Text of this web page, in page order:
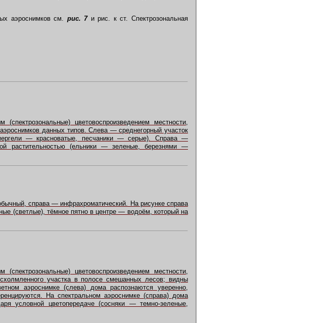
аэроснимков см. рис. 7и рис. к ст. Спектрозональная
цветовоспроизведением местности,
данных типов. Слева — среднегорный участок
— красноватые, песчаники — серые). Справа —
растительностью (ельники — зеленые, березнями —
справа — инфрахроматический. На рисунке справа
(светлые), тёмное пятно в центре — водоём, который на
цветовоспроизведением местности,
участка в полосе смешанных лесов; видны
аэроснимке (слева) дома распознаются уверенно,
На спектральном аэроснимке (справа) дома
условной цветопередаче (сосняки — темно-зеленые,